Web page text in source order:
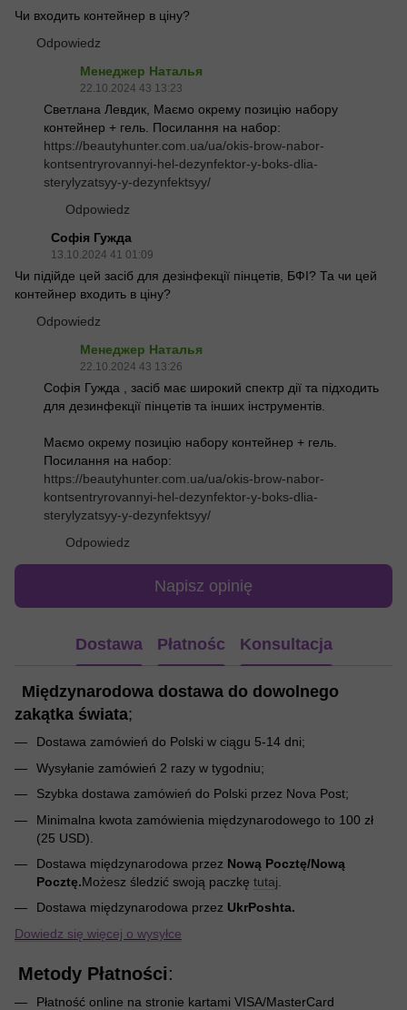
Чи входить контейнер в ціну?
Odpowiedz
Менеджер Наталья
22.10.2024 43 13:23
Светлана Левдик, Маємо окрему позицію набору
контейнер + гель. Посилання на набор:
https://beautyhunter.com.ua/ua/okis-brow-nabor-
kontsentryrovannyi-hel-dezynfektor-y-boks-dlia-
sterylyzatsyy-y-dezynfektsyy/
Odpowiedz
Софія Гужда
13.10.2024 41 01:09
Чи підійде цей засіб для дезінфекції пінцетів, БФІ? Та чи цей
контейнер входить в ціну?
Odpowiedz
Менеджер Наталья
22.10.2024 43 13:26
Софія Гужда , засіб має широкий спектр дії та підходить
для дезинфекції пінцетів та інших інструментів.
Маємо окрему позицію набору контейнер + гель.
Посилання на набор:
https://beautyhunter.com.ua/ua/okis-brow-nabor-
kontsentryrovannyi-hel-dezynfektor-y-boks-dlia-
sterylyzatsyy-y-dezynfektsyy/
Odpowiedz
Napisz opinię
Dostawa Płatnośc Konsultacja
Międzynarodowa dostawa do dowolnego
zakątka świata;
Dostawa zamówień do Polski w ciągu 5-14 dni;
Wysyłanie zamówień 2 razy w tygodniu;
Szybka dostawa zamówień do Polski przez Nova Post;
Minimalna kwota zamówienia międzynarodowego to 100 zł
(25 USD).
Dostawa międzynarodowa przez Nową Pocztę/Nową
Pocztę.Możesz śledzić swoją paczkę tutaj
Dostawa międzynarodowa przez UkrPoshta.
Dowiedz się więcej o wysyłce
Metody Płatności:
Płatność online na stronie kartami VISA/MasterCard